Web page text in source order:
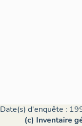
Date(s) d'enquête :
(c) Inventaire